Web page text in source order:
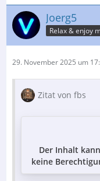
Joerg5
Relax & enjoy
29. November 2025 um
Zitat von fbs
Der Inhalt
keine